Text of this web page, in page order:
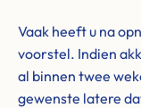
Vaak heeft u na
voorstel. Indien
al binnen twee
gewenste latere